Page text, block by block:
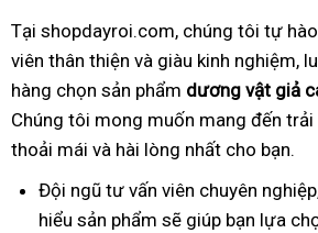
Tại shopdayroi.com, chúng tôi tự
viên thân thiện và giàu kinh nghiệm,
hàng chọn sản phẩm dương vật giả
Chúng tôi mong muốn mang đến
thoải mái và hài lòng nhất cho bạn.
Đội ngũ tư vấn viên chuyên
hiểu sản phẩm sẽ giúp bạn lựa